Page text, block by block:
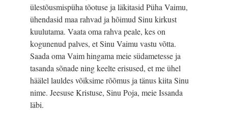
ülestõusmispüha tõotuse ja läkitasid Püha Vaimu,
ühendasid maa rahvad ja hõimud Sinu kirkust
kuulutama. Vaata oma rahva peale, kes on
kogunenud palves, et Sinu Vaimu vastu võtta.
Saada oma Vaim hingama meie südametesse ja
tasanda sõnade ning keelte erisused, et me ühel
häälel lauldes võiksime rõõmus ja tänus kiita Sinu
nime. Jeesuse Kristuse, Sinu Poja, meie Issanda
läbi.